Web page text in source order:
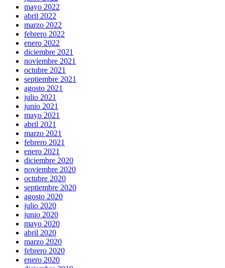
mayo 2022
abril 2022
marzo 2022
febrero 2022
enero 2022
diciembre 2021
noviembre 2021
octubre 2021
septiembre 2021
agosto 2021
julio 2021
junio 2021
mayo 2021
abril 2021
marzo 2021
febrero 2021
enero 2021
diciembre 2020
noviembre 2020
octubre 2020
septiembre 2020
agosto 2020
julio 2020
junio 2020
mayo 2020
abril 2020
marzo 2020
febrero 2020
enero 2020